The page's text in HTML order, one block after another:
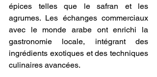
épices telles que le safran et les
agrumes. Les échanges commerciaux
avec le monde arabe ont enrichi la
gastronomie locale, intégrant des
ingrédients exotiques et des techniques
culinaires avancées.